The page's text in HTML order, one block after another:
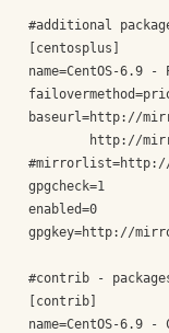
#additional
[centosplus]
name=CentOS-
baseurl=http://
http://
#mirrorlist=http://
gpgcheck=1
enabled=0
gpgkey=http://
#contrib -
[contrib]
name=CentOS-